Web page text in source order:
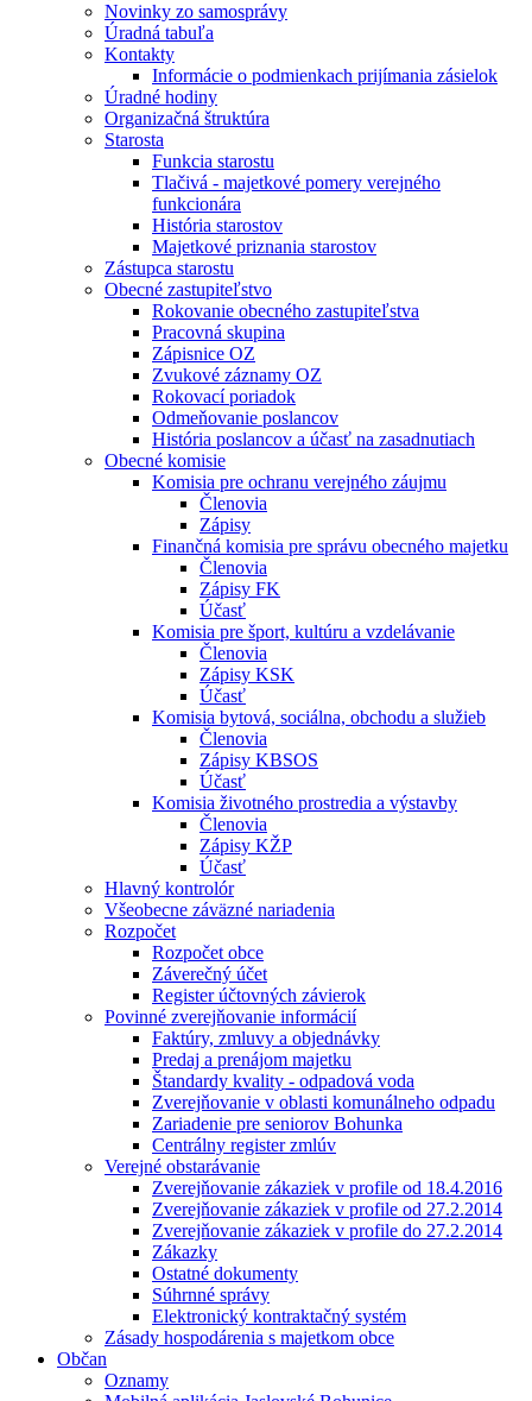
Novinky zo samosprávy
Úradná tabuľa
Kontakty
Informácie o podmienkach prijímania zásielok
Úradné hodiny
Organizačná štruktúra
Starosta
Funkcia starostu
Tlačivá - majetkové pomery verejného
funkcionára
História starostov
Majetkové priznania starostov
Zástupca starostu
Obecné zastupiteľstvo
Rokovanie obecného zastupiteľstva
Pracovná skupina
Zápisnice OZ
Zvukové záznamy OZ
Rokovací poriadok
Odmeňovanie poslancov
História poslancov a účasť na zasadnutiach
Obecné komisie
Komisia pre ochranu verejného záujmu
Členovia
Zápisy
Finančná komisia pre správu obecného majetku
Členovia
Zápisy FK
Účasť
Komisia pre šport, kultúru a vzdelávanie
Členovia
Zápisy KSK
Účasť
Komisia bytová, sociálna, obchodu a služieb
Členovia
Zápisy KBSOS
Účasť
Komisia životného prostredia a výstavby
Členovia
Zápisy KŽP
Účasť
Hlavný kontrolór
Všeobecne záväzné nariadenia
Rozpočet
Rozpočet obce
Záverečný účet
Register účtovných závierok
Povinné zverejňovanie informácií
Faktúry, zmluvy a objednávky
Predaj a prenájom majetku
Štandardy kvality - odpadová voda
Zverejňovanie v oblasti komunálneho odpadu
Zariadenie pre seniorov Bohunka
Centrálny register zmlúv
Verejné obstarávanie
Zverejňovanie zákaziek v profile od 18.4.2016
Zverejňovanie zákaziek v profile od 27.2.2014
Zverejňovanie zákaziek v profile do 27.2.2014
Zákazky
Ostatné dokumenty
Súhrnné správy
Elektronický kontraktačný systém
Zásady hospodárenia s majetkom obce
Občan
Oznamy